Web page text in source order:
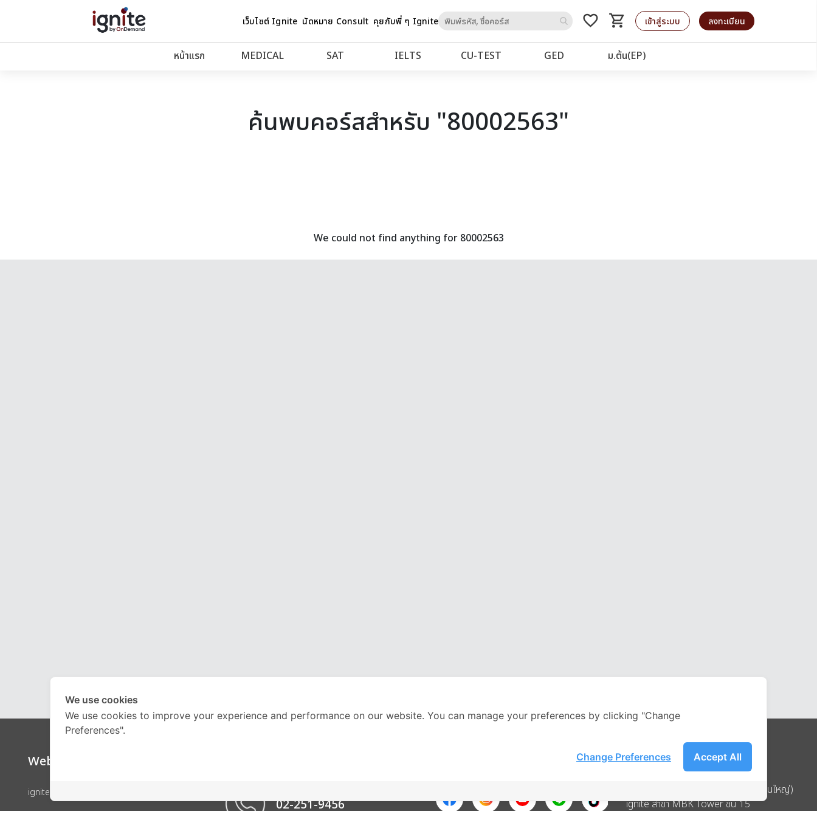
เว็บไซต์ Ignite นัดหมาย Consult คุยกับพี่ ๆ Igniteto
favorite_border shopping_cart
รถเข็น เข้าสู่ระบบ ลงทะเบียน
หน้าแรก MEDICAL SAT IELTS CU‑TEST GED ม.ต้น(EP)
ค้นพบคอร์สสำหรับ "80002563"
We could not find anything for 80002563
Website
ignite by OnDemand
02-251-9456
Address
บริษัท อิกไนท์ เอ สตาร์ จำกัด (สำนักงานใหญ่)
ignite สาขา MBK Tower ชั้น 15
We use cookies
We use cookies to improve your experience and performance on our website. You can manage your preferences by clicking "Change
Preferences".
Accept All
Change Preferences